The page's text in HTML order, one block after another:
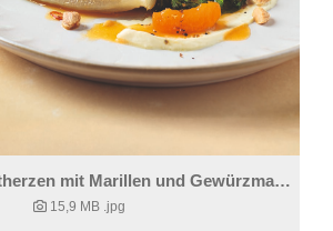
Geschmorte Salatherzen mit Marillen und Gewürzmandeln
15,9 MB .jpg